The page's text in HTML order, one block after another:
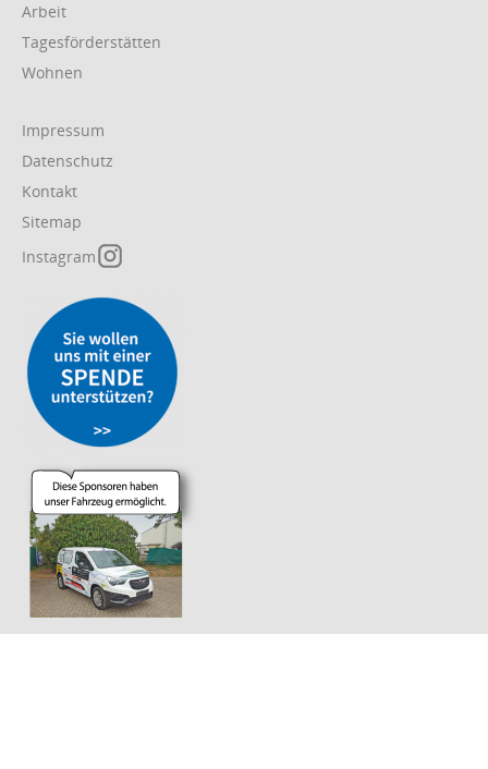
Arbeit
Tagesförderstätten
Wohnen
überspringen
Impressum
Datenschutz
Kontakt
Sitemap
Instagram